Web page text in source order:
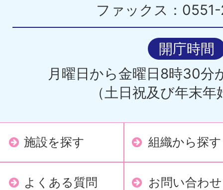
ファックス：
開庁時間
月曜日から金曜日8時30分
（土日祝及び年末
施設を探す 組織から探す
よくある質問 お問い合わせ